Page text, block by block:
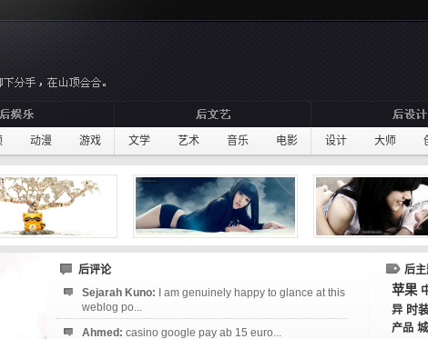
动漫 游戏 文学 艺术 音乐 电影 设计 大师
后评论
Sejarah Kuno:
I am genuinely happy to glance at this
weblog po...
Ahmed: casino google pay ab 15 euro...
后
苹果
异 时
产品